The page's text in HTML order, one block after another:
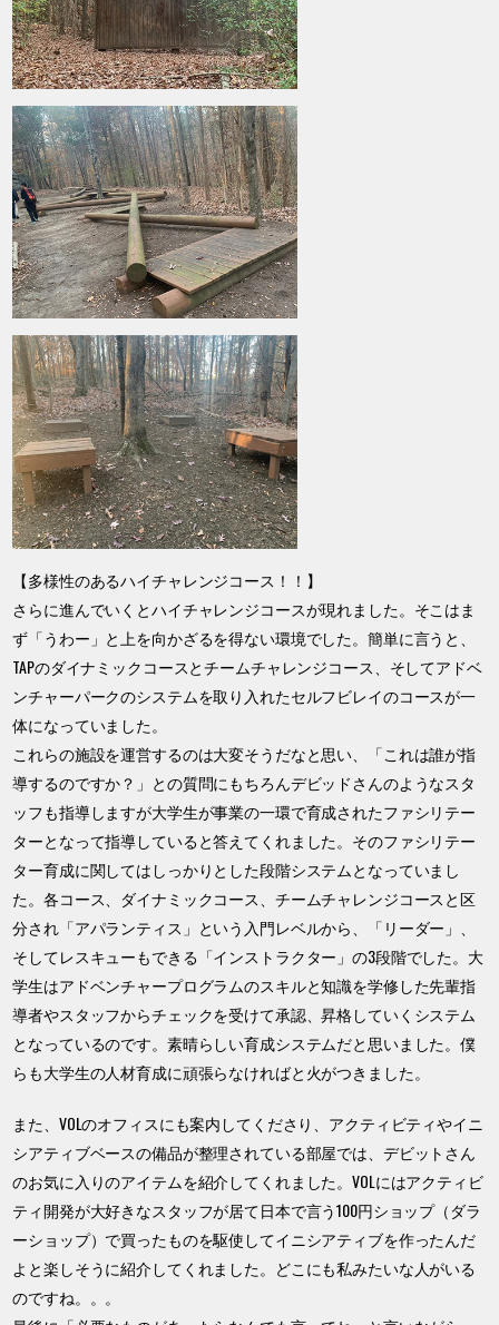
【多様性のあるハイチャレンジコース！！】
さらに進んでいくとハイチャレンジコースが現れました。そこはま
ず「うわー」と上を向かざるを得ない環境でした。簡単に言うと、
TAPのダイナミックコースとチームチャレンジコース、そしてアドベ
ンチャーパークのシステムを取り入れたセルフビレイのコースが一
体になっていました。
これらの施設を運営するのは大変そうだなと思い、「これは誰が指
導するのですか？」との質問にもちろんデビッドさんのようなスタ
ッフも指導しますが大学生が事業の一環で育成されたファシリテー
ターとなって指導していると答えてくれました。そのファシリテー
ター育成に関してはしっかりとした段階システムとなっていまし
た。各コース、ダイナミックコース、チームチャレンジコースと区
分され「アパランティス」という入門レベルから、「リーダー」、
そしてレスキューもできる「インストラクター」の3段階でした。大
学生はアドベンチャープログラムのスキルと知識を学修した先輩指
導者やスタッフからチェックを受けて承認、昇格していくシステム
となっているのです。素晴らしい育成システムだと思いました。僕
らも大学生の人材育成に頑張らなければと火がつきました。
また、VOLのオフィスにも案内してくださり、アクティビティやイニ
シアティブベースの備品が整理されている部屋では、デビットさん
のお気に入りのアイテムを紹介してくれました。VOLにはアクティビ
ティ開発が大好きなスタッフが居て日本で言う100円ショップ（ダラ
ーショップ）で買ったものを駆使してイニシアティブを作ったんだ
よと楽しそうに紹介してくれました。どこにも私みたいな人がいる
のですね。。。